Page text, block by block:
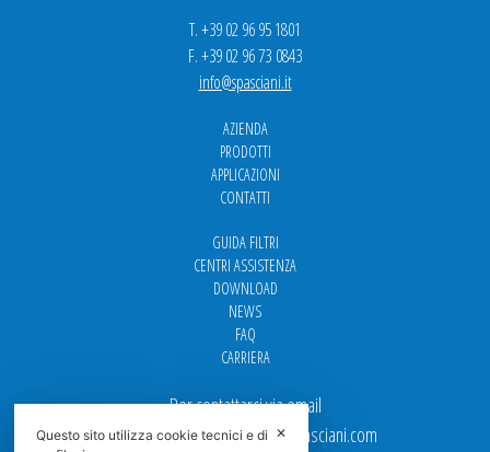
T. +39 02 96 95 1801
F. +39 02 96 73 0843
info@spasciani.it
AZIENDA
PRODOTTI
APPLICAZIONI
CONTATTI
GUIDA FILTRI
CENTRI ASSISTENZA
DOWNLOAD
NEWS
FAQ
CARRIERA
Per contattarci via email
Ufficio Vendite: italy.sales@spasciani.com
✕
Questo sito utilizza cookie tecnici e di